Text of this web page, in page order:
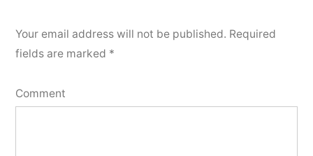
Your email address will not be published. Required
fields are marked *
Comment